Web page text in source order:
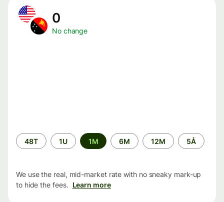
0
No change
Time
period
48T 1U 1M 6M 12M 5Å
We use the real, mid-market rate with no sneaky mark-up
to hide the fees. Learn more